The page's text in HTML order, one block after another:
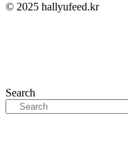
© 2025 hallyufeed.kr
Search